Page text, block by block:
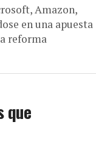
Amazon,
en una apuesta
reforma
que